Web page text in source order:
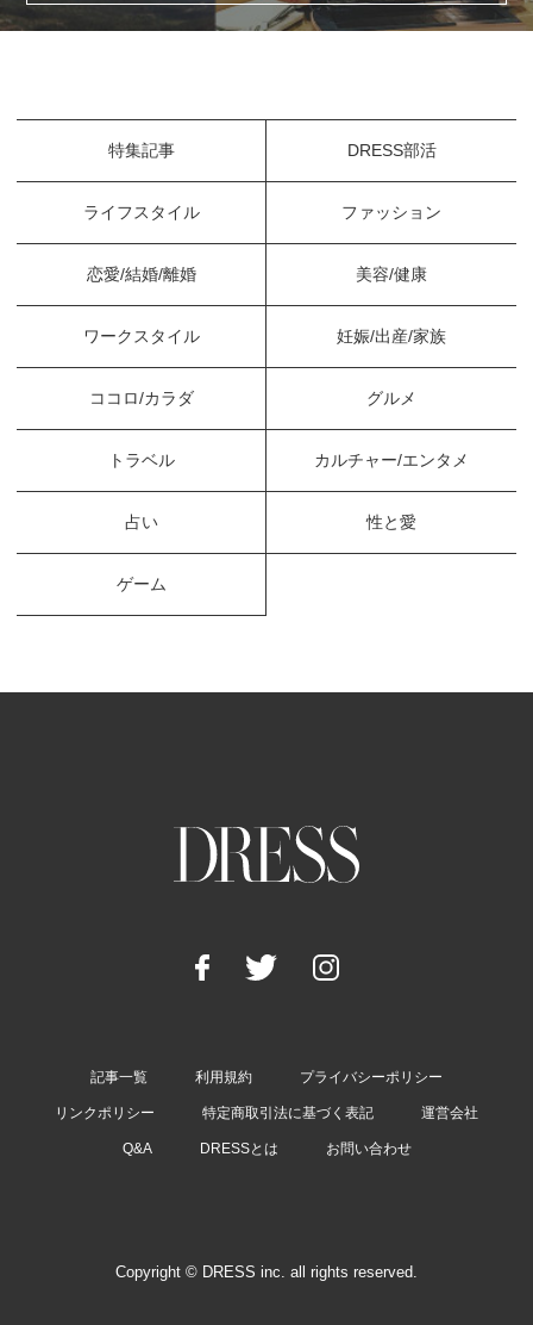
特集記事 DRESS部活
ライフスタイル ファッション
恋愛/結婚/離婚 美容/健康
ワークスタイル 妊娠/出産/家族
ココロ/カラダ グルメ
トラベル カルチャー/エンタメ
占い 性と愛
ゲーム
記事一覧 利用規約 プライバシーポリシー
リンクポリシー 特定商取引法に基づく表記 運営会社
Q&A DRESSとは お問い合わせ
Copyright © DRESS inc. all rights reserved.